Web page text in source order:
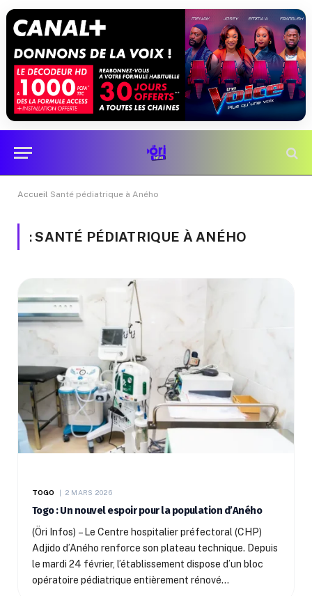
Accueil Santé pédiatrique à Aného
:SANTÉ PÉDIATRIQUE À ANÉHO
TOGO 2 MARS 2026
Togo : Un nouvel espoir pour la population d’Aného
(Öri Infos) – Le Centre hospitalier préfectoral (CHP)
Adjido d’Aného renforce son plateau technique. Depuis
le mardi 24 février, l’établissement dispose d’un bloc
opératoire pédiatrique entièrement rénové…